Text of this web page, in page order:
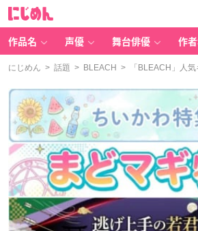
作品名 声優 舞台俳優 作
にじめん > 話題 > BLEACH > 「BLEACH」人気